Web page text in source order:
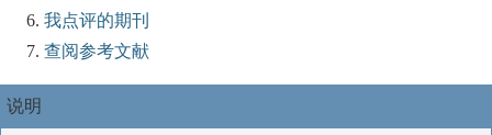
我点评的期刊
查阅参考文献
说明